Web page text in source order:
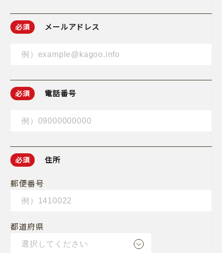
必須 メールアドレス
必須 電話番号
必須 住所
郵便番号
都道府県